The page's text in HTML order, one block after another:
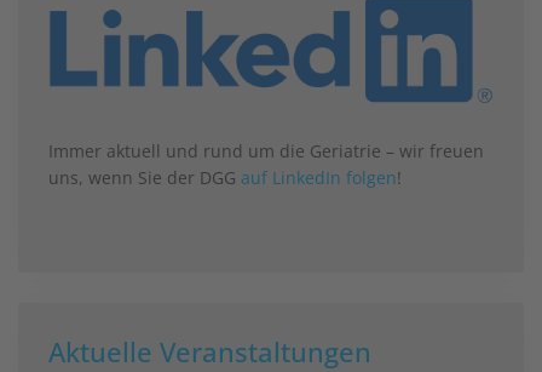
Immer aktuell und rund um die Geriatrie – wir freuen
uns, wenn Sie der DGG auf LinkedIn folgen!
Aktuelle Veranstaltungen